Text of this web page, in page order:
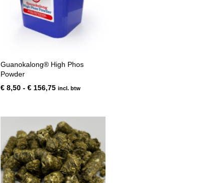
Guanokalong® High Phos
Powder
€8,50 - €156,75Prijsklasse:
€ 156,75
incl. btw